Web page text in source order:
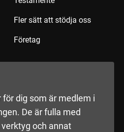
Fler sätt att stödja oss
Företag
dig som är medlem i
De är fulla med
och annat